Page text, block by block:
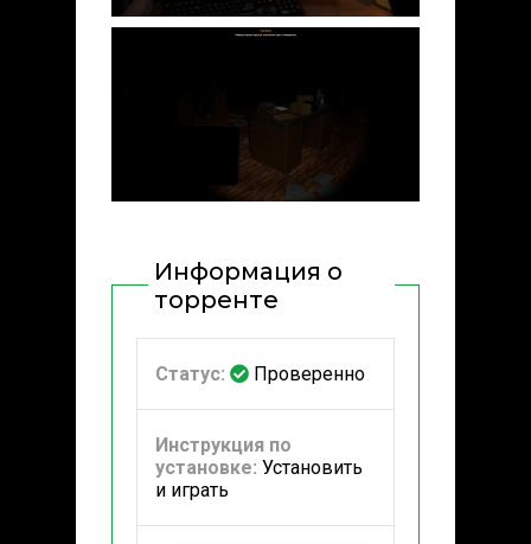
Информация о
торренте
Статус: Проверенно
Инструкция по
установке: Установить
и играть